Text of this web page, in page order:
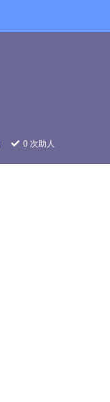
0 次助人